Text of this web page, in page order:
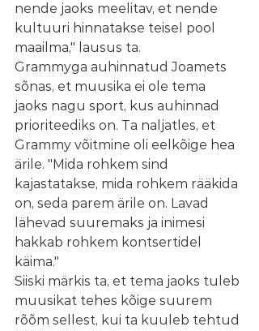
nende jaoks meelitav, et nende
kultuuri hinnatakse teisel pool
maailma," lausus ta.
Grammyga auhinnatud Joamets
sõnas, et muusika ei ole tema
jaoks nagu sport, kus auhinnad
prioriteediks on. Ta naljatles, et
Grammy võitmine oli eelkõige hea
ärile. "Mida rohkem sind
kajastatakse, mida rohkem rääkida
on, seda parem ärile on. Lavad
lähevad suuremaks ja inimesi
hakkab rohkem kontsertidel
käima."
Siiski märkis ta, et tema jaoks tuleb
muusikat tehes kõige suurem
rõõm sellest, kui ta kuuleb tehtud